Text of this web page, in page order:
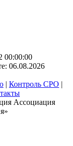
00:00:00
06.08.2026
| Контроль СРО |
Ассоциация